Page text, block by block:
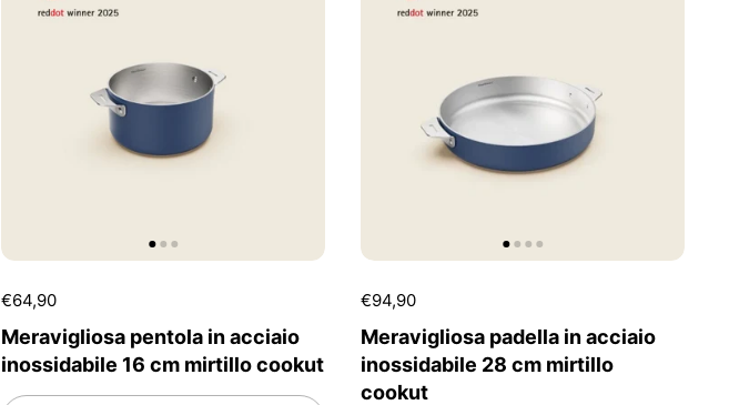
€64,90
Meravigliosa pentola in acciaio
inossidabile 16 cm mirtillo cookut
€94,90
Meravigliosa padella in acciaio
inossidabile 28 cm mirtillo
cookut